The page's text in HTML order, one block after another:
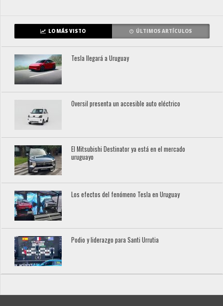
LO MÁS VISTO ÚLTIMOS ARTÍCULOS
Tesla llegará a Uruguay
Oversil presenta un accesible auto eléctrico
El Mitsubishi Destinator ya está en el mercado
uruguayo
Los efectos del fenómeno Tesla en Uruguay
Podio y liderazgo para Santi Urrutia